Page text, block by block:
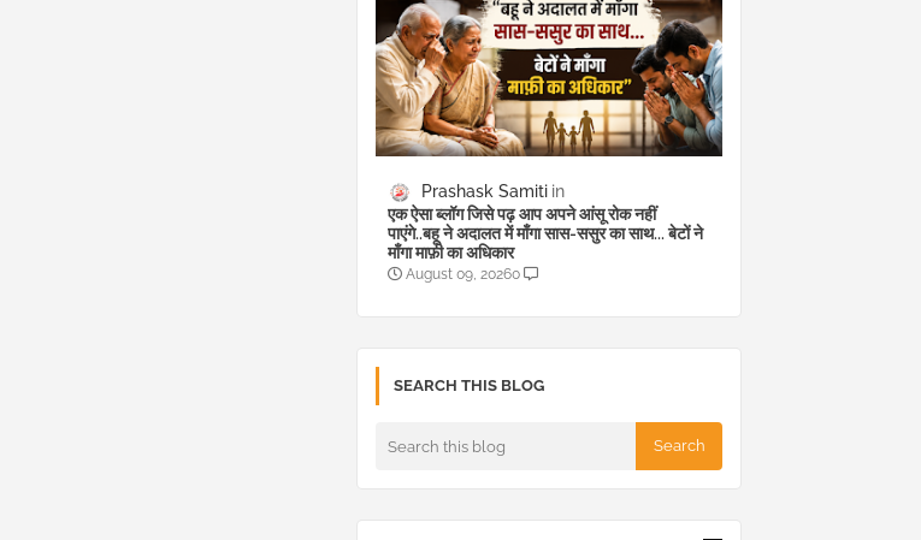
Prashask Samiti
एक ऐसा ब्लॉग जिसे पढ़ आप अपने आंसू रोक नहीं
पाएंगे..बहू ने अदालत में माँगा सास-ससुर का साथ... बेटों ने
माँगा माफ़ी का अधिकार
August 09, 20260
SEARCH THIS BLOG